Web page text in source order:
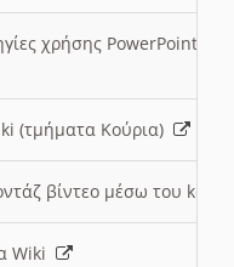
χρήσης PowerPoint
(τμήματα Κούρια)
βίντεο μέσω του
Wiki